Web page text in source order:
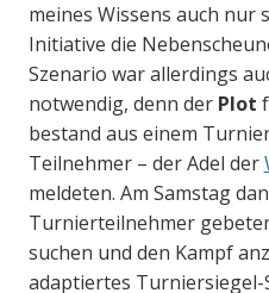
meines Wissens auch nur
Initiative die
Szenario war allerdings
notwendig, denn der Plot
bestand aus einem
Teilnehmer – der Adel der
meldeten. Am Samstag
Turnierteilnehmer
suchen und den Kampf
adaptiertes Turniersiegel-